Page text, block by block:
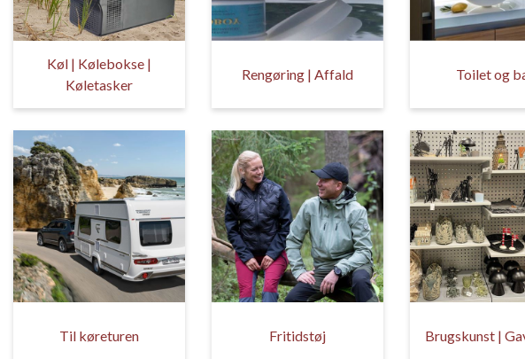
Køl | Kølebokse |
Køletasker
Rengøring | Affald Toilet og
Til køreturen Fritidstøj Brugskunst |